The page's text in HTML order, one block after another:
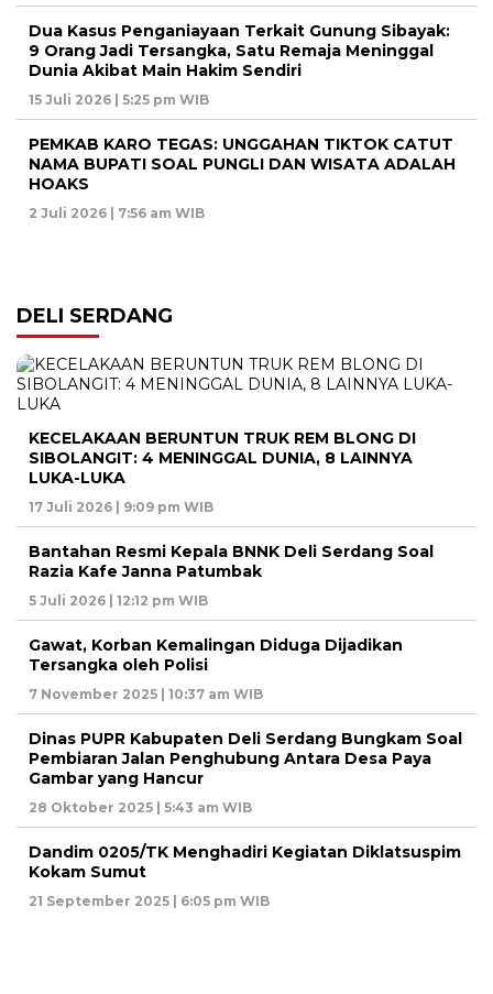
Dua Kasus Penganiayaan Terkait Gunung Sibayak:
9 Orang Jadi Tersangka, Satu Remaja Meninggal
Dunia Akibat Main Hakim Sendiri
15 Juli 2026 | 5:25 pm WIB
PEMKAB KARO TEGAS: UNGGAHAN TIKTOK CATUT
NAMA BUPATI SOAL PUNGLI DAN WISATA ADALAH
HOAKS
2 Juli 2026 | 7:56 am WIB
DELI SERDANG
KECELAKAAN BERUNTUN TRUK REM BLONG DI
SIBOLANGIT: 4 MENINGGAL DUNIA, 8 LAINNYA
LUKA-LUKA
17 Juli 2026 | 9:09 pm WIB
Bantahan Resmi Kepala BNNK Deli Serdang Soal
Razia Kafe Janna Patumbak
5 Juli 2026 | 12:12 pm WIB
Gawat, Korban Kemalingan Diduga Dijadikan
Tersangka oleh Polisi
7 November 2025 | 10:37 am WIB
Dinas PUPR Kabupaten Deli Serdang Bungkam Soal
Pembiaran Jalan Penghubung Antara Desa Paya
Gambar yang Hancur
28 Oktober 2025 | 5:43 am WIB
Dandim 0205/TK Menghadiri Kegiatan Diklatsuspim
Kokam Sumut
21 September 2025 | 6:05 pm WIB